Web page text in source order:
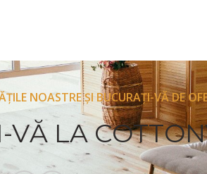
NOASTRE ȘI BUCURAȚI-VĂ DE
VĂ LA